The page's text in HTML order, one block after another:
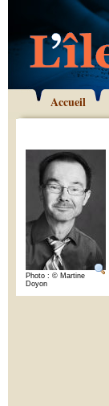
Accueil
Photo : © Martine
Doyon